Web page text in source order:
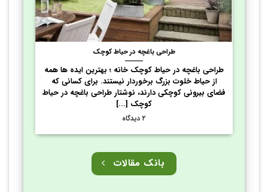
طراحی باغچه در حیاط کوچک
طراحی باغچه در حیاط کوچک خانه ؛ بهترین ایده ها همه
از حیاط خلوت بزرگ برخوردار نیستند. برای کسانی که
فضای بیرونی کوچکی دارند، نوشتار طراحی باغچه در حیاط
کوچک [...]
۲ دیدگاه
بانک مقالات